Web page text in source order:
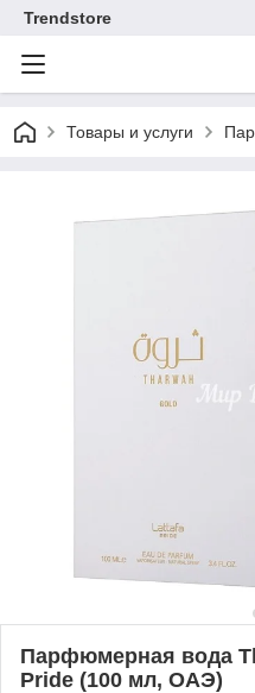
Trendstore
Товары и услуги
Парфюмерная вода
Pride (100 мл, ОАЭ)